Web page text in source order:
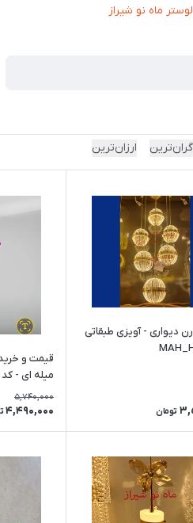
گران‌ترین ارزان‌ترین
لوستر مدرن دیواری - آویزی طبقاتی
تومان
قیمت و
میله ای - کد 118
5,740,000
4,490,000